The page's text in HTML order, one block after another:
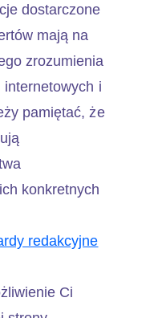
dostarczone
mają na
zrozumienia
internetowych i
pamiętać, że
konkretnych
redakcyjne
Ci